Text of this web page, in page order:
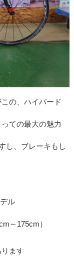
の、ハイパード
ての最大の魅力
し、ブレーキもし
ル
～175cm）
ます